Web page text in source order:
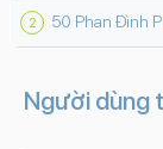
50 Phan Đình
Người dùng